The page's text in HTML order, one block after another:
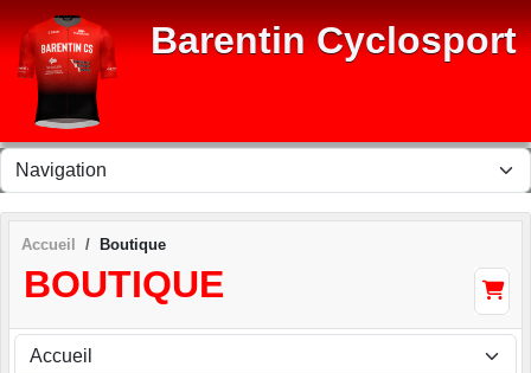
Barentin Cyclosport
Accueil Boutique
BOUTIQUE
Panneau de gestion des cookies